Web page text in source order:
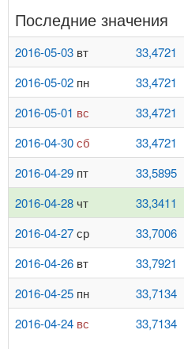
Последние значения
2016-05-03 вт 33,4721
2016-05-02 пн 33,4721
2016-05-01 вс 33,4721
2016-04-30сб 33,4721
2016-04-29 пт 33,5895
2016-04-28 чт 33,3411
2016-04-27ср 33,7006
2016-04-26 вт 33,7921
2016-04-25 пн 33,7134
2016-04-24 вс 33,7134